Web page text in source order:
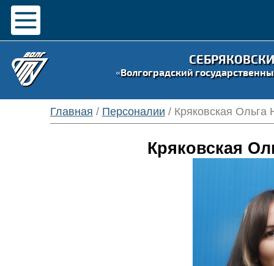
«Волгоградский
Главная / Персоналии / Кряковская Ольга
Кряковская